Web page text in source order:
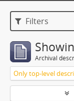
Filters
Archival
Only top-level